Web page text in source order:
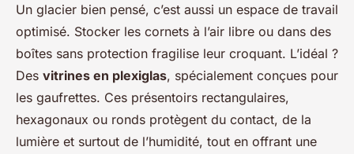
Un glacier bien pensé, c’est aussi un espace de travail
optimisé. Stocker les cornets à l’air libre ou dans des
boîtes sans protection fragilise leur croquant. L’idéal ?
Des vitrines en plexiglas, spécialement conçues pour
les gaufrettes. Ces présentoirs rectangulaires,
hexagonaux ou ronds protègent du contact, de la
lumière et surtout de l’humidité, tout en offrant une